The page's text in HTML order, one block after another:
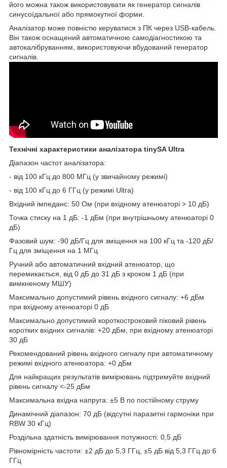
його можна також використовувати як генератор сигналів
синусоїдальної або прямокутної форми.
Аналізатор може повністю керуватися з ПК через USB-кабель.
Він також оснащений автоматичною самодіагностикою та
автокалібруванням, використовуючи вбудований генератор
сигналів.
Технічні характеристики аналізатора tinySA Ultra
Діапазон частот аналізатора:
- від 100 кГц до 800 МГц (у звичайному режимі)
- від 100 кГц до 6 ГГц (у режимі Ultra)
Вхідний імпеданс: 50 Ом (при вхідному атенюаторі > 10 дБ)
Точка стиску на 1 дБ: -1 дБм (при внутрішньому атенюаторі 0
дБ)
Фазовий шум: -90 дБ/Гц для зміщення на 100 кГц та -120 дБ/
Гц для зміщення на 1 МГц
Ручний або автоматичний вхідний атенюатор, що
перемикається, від 0 дБ до 31 дБ з кроком 1 дБ (при
вимкненому МШУ)
Максимально допустимий рівень вхідного сигналу: +6 дБм
при вхідному атенюаторі 0 дБ
Максимально допустимий короткостроковий піковий рівень
коротких вхідних сигналів: +20 дБм, при вхідному атенюаторі
30 дБ
Рекомендований рівень вхідного сигналу при автоматичному
режимі вхідного атенюатора: +0 дБм
Для найкращих результатів вимірювань підтримуйте вхідний
рівень сигналу <-25 дБм
Максимальна вхідна напруга: ±5 В по постійному струму
Динамічний діапазон: 70 дБ (відсутні паразитні гармоніки при
RBW 30 кГц)
Роздільна здатність вимірювання потужності: 0,5 дБ
Рівномірність частоти: ±2 дБ до 5,3 ГГц, ±5 дБ від 5,3 ГГц до 6
ГГц